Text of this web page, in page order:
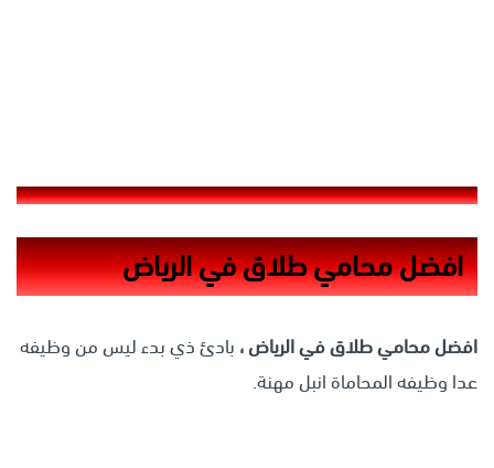
افضل محامي طلاق في الرياض
افضل محامي طلاق في الرياض ، بادئ ذي بدء ليس من وظيفه
عدا وظيفه المحاماة انبل مهنة.